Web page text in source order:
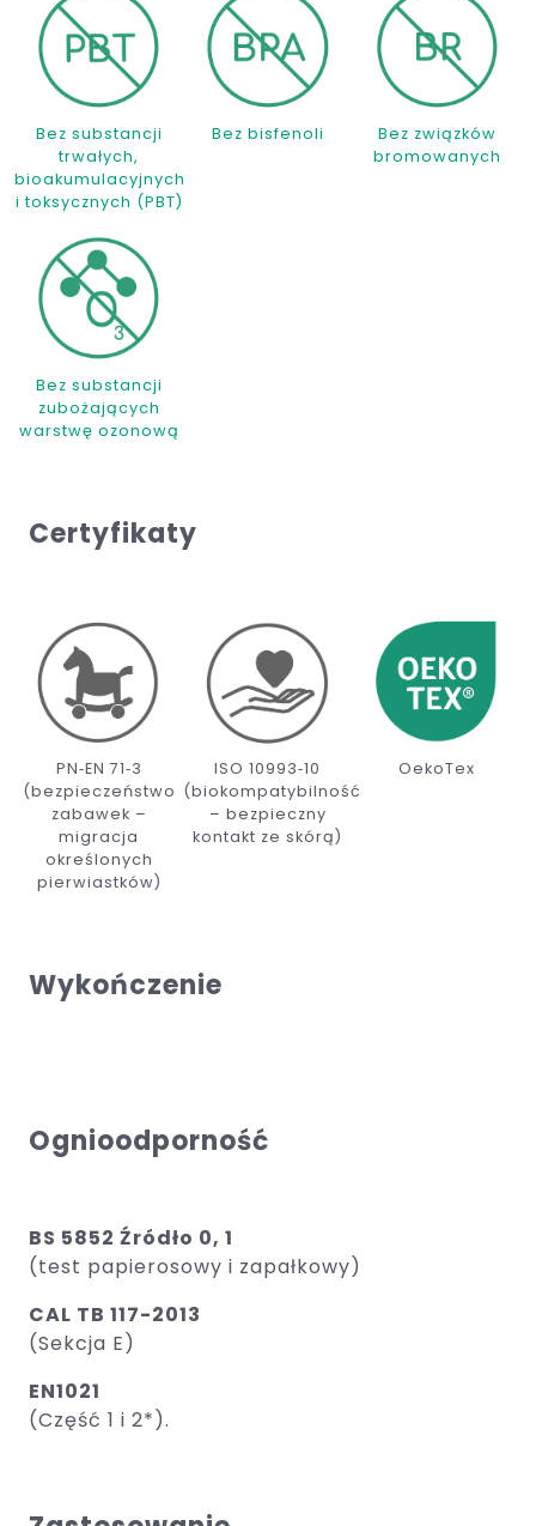
Bez substancji
trwałych,
bioakumulacyjnych
i toksycznych (PBT)
Bez bisfenoli
Bez związków
bromowanych
Bez substancji
zubożających
warstwę ozonową
Certyfikaty
PN‑EN 71‑3
(bezpieczeństwo
zabawek –
migracja
określonych
pierwiastków)
ISO 10993‑10
(biokompatybilność
– bezpieczny
kontakt ze skórą)
OekoTex
Wykończenie
Ognioodporność
BS 5852 Źródło 0, 1
(test papierosowy i zapałkowy) ​
CAL TB 117-2013
(Sekcja E)
EN1021
(Część 1 i 2*).